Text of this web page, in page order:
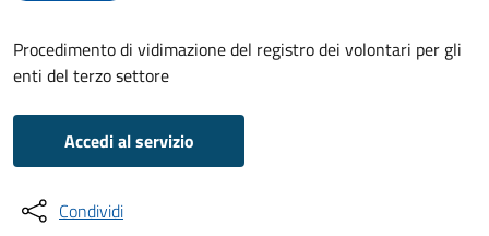
Procedimento di vidimazione del registro dei volontari per gli
enti del terzo settore
Accedi al servizio
Condividi